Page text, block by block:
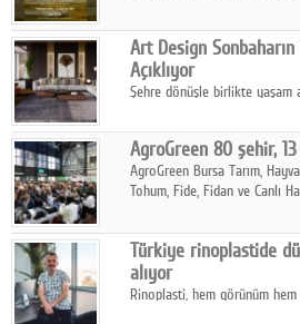
Art Design Sonbaharın
Açıklıyor
Şehre dönüşle birlikte yaşam
sonbaharın tasarım kodlarını
AgroGreen 80 şehir,
AgroGreen Bursa Tarım,
Tohum, Fide, Fidan ve Canlı
Türkiye rinoplastide
alıyor
Rinoplasti, hem görünüm hem